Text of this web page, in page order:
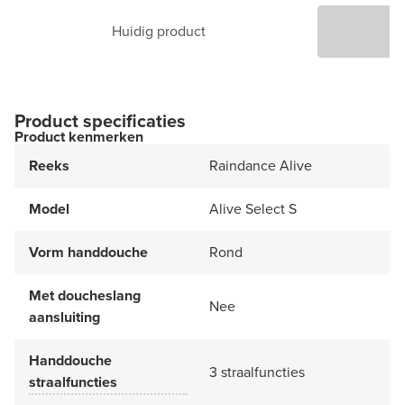
Huidig product
Product specificaties
Product kenmerken
Reeks
Raindance Alive
Model Alive Select S
Vorm handdouche Rond
Met doucheslang
aansluiting
Nee
Handdouche
straalfuncties
3 straalfuncties